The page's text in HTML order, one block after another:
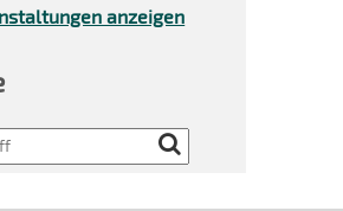
anzeigen